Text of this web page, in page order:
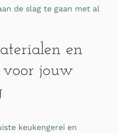
de slag te gaan met al
en
jouw
keukengerei en